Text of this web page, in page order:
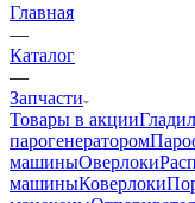
Главная
—
Каталог
—
Запчасти
Товары в акции
парогенератором
машиныОверлоки
машиныКоверлоки